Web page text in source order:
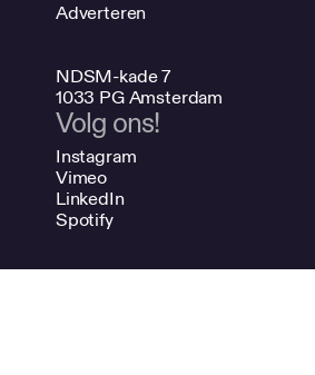
Adverteren
NDSM-kade 7
1033 PG Amsterdam
Volg ons!
Instagram
Vimeo
LinkedIn
Spotify